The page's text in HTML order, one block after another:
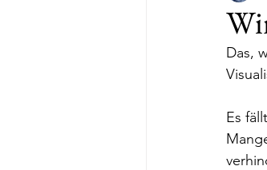
Das,
Es